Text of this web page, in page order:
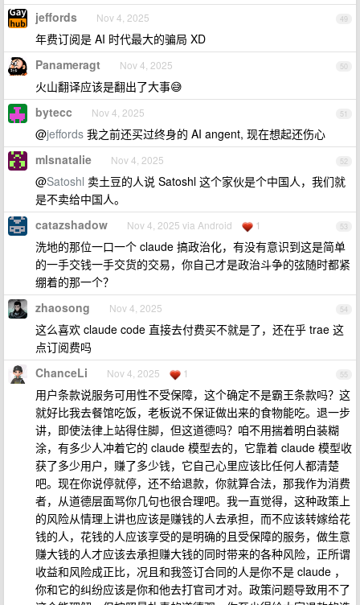
49
jeffords Nov 4, 2025
年费订阅是 AI 时代最大的骗局 XD
50
Panameragt Nov 4, 2025
火山翻译应该是翻出了大事😅
51
bytecc Nov 4, 2025
@jeffords 我之前还买过终身的 AI angent, 现在想起还伤心
52
mlsnatalie Nov 4, 2025
@Satoshl 卖土豆的人说 Satoshl 这个家伙是个中国人，我们就
是不卖给中国人。
53
catazshadow Nov 4, 2025 via Android 1
洗地的那位一口一个 claude 搞政治化，有没有意识到这是简单
的一手交钱一手交货的交易，你自己才是政治斗争的弦随时都紧
绷着的那一个？
54
zhaosong Nov 4, 2025
这么喜欢 claude code 直接去付费买不就是了，还在乎 trae 这
点订阅费吗
55
ChanceLi Nov 4, 2025 1
用户条款说服务可用性不受保障，这个确定不是霸王条款吗？这
就好比我去餐馆吃饭，老板说不保证做出来的食物能吃。退一步
讲，即使法律上站得住脚，但这道德吗？咱不用揣着明白装糊
涂，有多少人冲着它的 claude 模型去的，它靠着 claude 模型收
获了多少用户，赚了多少钱，它自己心里应该比任何人都清楚
吧。现在你说停就停，还不给退款，你就算合法，那我作为消费
者，从道德层面骂你几句也很合理吧。我一直觉得，这种政策上
的风险从情理上讲也应该是赚钱的人去承担，而不应该转嫁给花
钱的人，花钱的人应该享受的是明确的且受保障的服务，做生意
赚大钱的人才应该去承担赚大钱的同时带来的各种风险，正所谓
收益和风险成正比，况且和我签订合同的人是你不是 claude ，
你和它的纠纷应该是你和他去打官司才对。政策问题导致用不了